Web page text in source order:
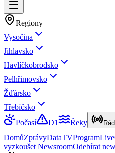
Regiony
Vysočina
Jihlavsko
Havlíčkobrodsko
Pelhřimovsko
Žďársko
Třebíčsko
Počasí
D1 Řeky
DomůZprávyDataTVProgramLive
vyzkoušet NewsroomOdebírat